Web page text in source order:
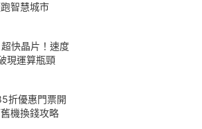
智慧城市
快晶片！速度
現運算瓶頸
折優惠門票開
機換錢攻略